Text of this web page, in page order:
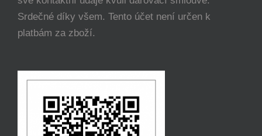
Srdečné díky všem. Tento účet není určen k
platbám za zboží.